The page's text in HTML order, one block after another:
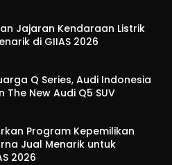
Jajaran Kendaraan Listrik
di GIIAS 2026
Q Series, Audi Indonesia
The New Audi Q5 SUV
Program Kepemilikan
Jual Menarik untuk
2026